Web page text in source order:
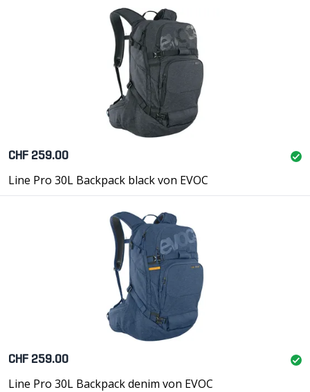
CHF 259.00
Line Pro 30L Backpack black von EVOC
CHF 259.00
Line Pro 30L Backpack denim von EVOC